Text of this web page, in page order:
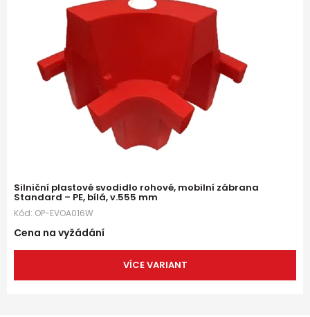
Silniční plastové svodidlo rohové, mobilní zábrana
Standard – PE, bílá, v.555 mm
Kód: OP-EVOA016W
Cena na vyžádání
VÍCE VARIANT